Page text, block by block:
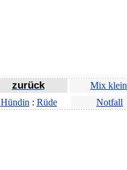
zurück Mix klein
Hündin : Rüde Notfall